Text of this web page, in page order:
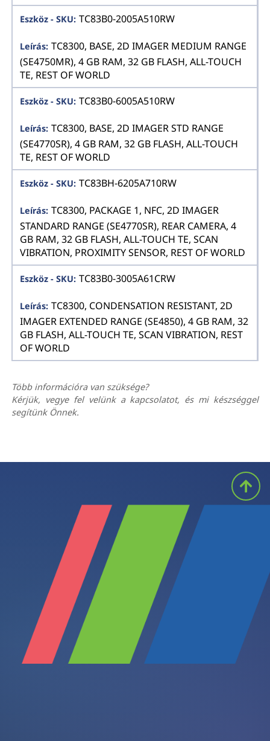
TC83B0-2005A510RW
TC8300, BASE, 2D IMAGER MEDIUM RANGE
(SE4750MR), 4 GB RAM, 32 GB FLASH, ALL-TOUCH
TE, REST OF WORLD
TC83B0-6005A510RW
TC8300, BASE, 2D IMAGER STD RANGE
(SE4770SR), 4 GB RAM, 32 GB FLASH, ALL-TOUCH
TE, REST OF WORLD
TC83BH-6205A710RW
TC8300, PACKAGE 1, NFC, 2D IMAGER
STANDARD RANGE (SE4770SR), REAR CAMERA, 4
GB RAM, 32 GB FLASH, ALL-TOUCH TE, SCAN
VIBRATION, PROXIMITY SENSOR, REST OF WORLD
TC83B0-3005A61CRW
TC8300, CONDENSATION RESISTANT, 2D
IMAGER EXTENDED RANGE (SE4850), 4 GB RAM, 32
GB FLASH, ALL-TOUCH TE, SCAN VIBRATION, REST
OF WORLD
Több információra van szüksége?
Kérjük, vegye fel velünk a kapcsolatot, és mi készséggel
segítünk Önnek.